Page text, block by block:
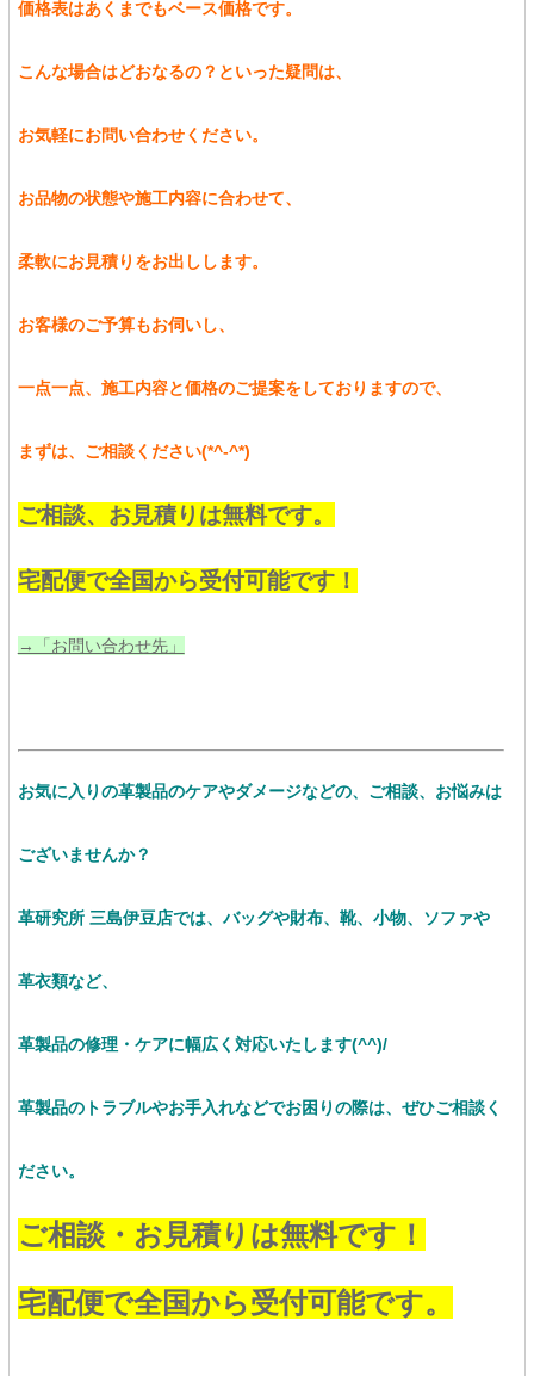
価格表はあくまでもベース価格です。
こんな場合はどおなるの？といった疑問は、
お気軽にお問い合わせください。
お品物の状態や施工内容に合わせて、
柔軟にお見積りをお出しします。
お客様のご予算もお伺いし、
一点一点、施工内容と価格のご提案をしておりますので、
まずは、ご相談ください(*^-^*)
ご相談、お見積りは無料です。
宅配便で全国から受付可能です！
→「お問い合わせ先」
お気に入りの革製品のケアやダメージなどの、ご相談、お悩みは
ございませんか？
革研究所 三島伊豆店では、バッグや財布、靴、小物、ソファや
革衣類など、
革製品の修理・ケアに幅広く対応いたします(^^)/
革製品のトラブルやお手入れなどでお困りの際は、ぜひご相談く
ださい。
ご相談・お見積りは無料です！
宅配便で全国から受付可能です。